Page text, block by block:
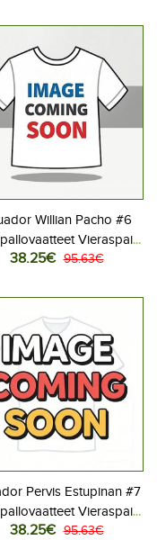
Willian Pacho #6
Vieraspaita
kisat 2026 Lyhythihainen
38.25€ 95.63€
Pervis Estupinan #7
Vieraspaita
kisat 2026 Lyhythihainen
38.25€ 95.63€